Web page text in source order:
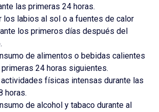
las primeras 24 horas.
los labios al sol o a fuentes de calor
los primeros días después del
de alimentos o bebidas calientes
24 horas siguientes.
actividades físicas intensas durante las
horas.
de alcohol y tabaco durante al